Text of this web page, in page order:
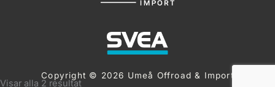
Visar alla 2 resultat
Copyright © 2026 Umeå Offroad & Import